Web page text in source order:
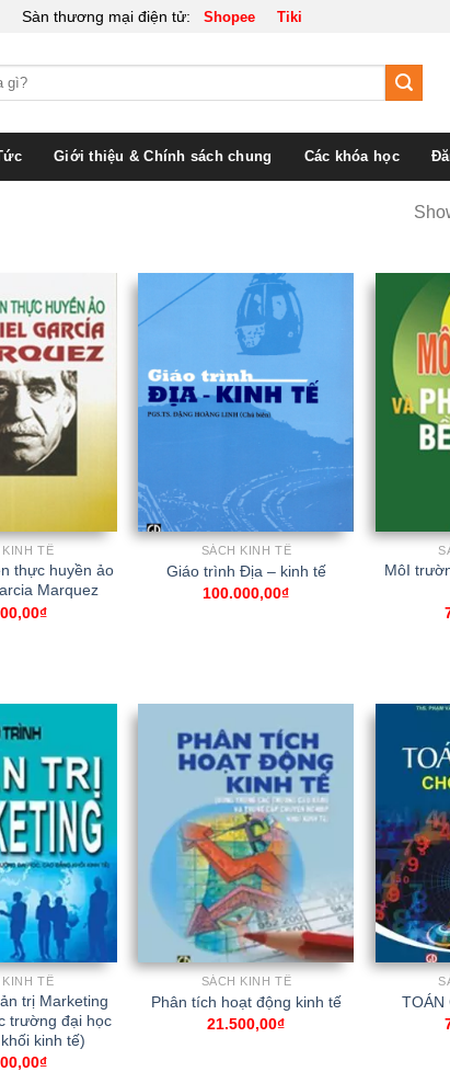
thương mại điện tử: Shopee Tiki
Giới thiệu & Chính sách chung Các khóa học
KINH TẾ
thực huyền ảo
Marquez
₫
SÁCH KINH TẾ
Giáo trình Địa – kinh tế
100.000,00₫
MôI
KINH TẾ
trị Marketing
trường đại học
kinh tế)
₫
SÁCH KINH TẾ
Phân tích hoạt động kinh tế
21.500,00₫
TOÁN